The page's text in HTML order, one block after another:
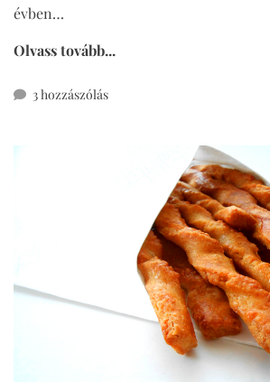
évben…
Olvass tovább...
3 hozzászólásteljes
másképp
bejegyzéshez